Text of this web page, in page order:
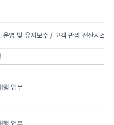
운영 및 유지보수 / 고객 관리 전산시스
행 업무